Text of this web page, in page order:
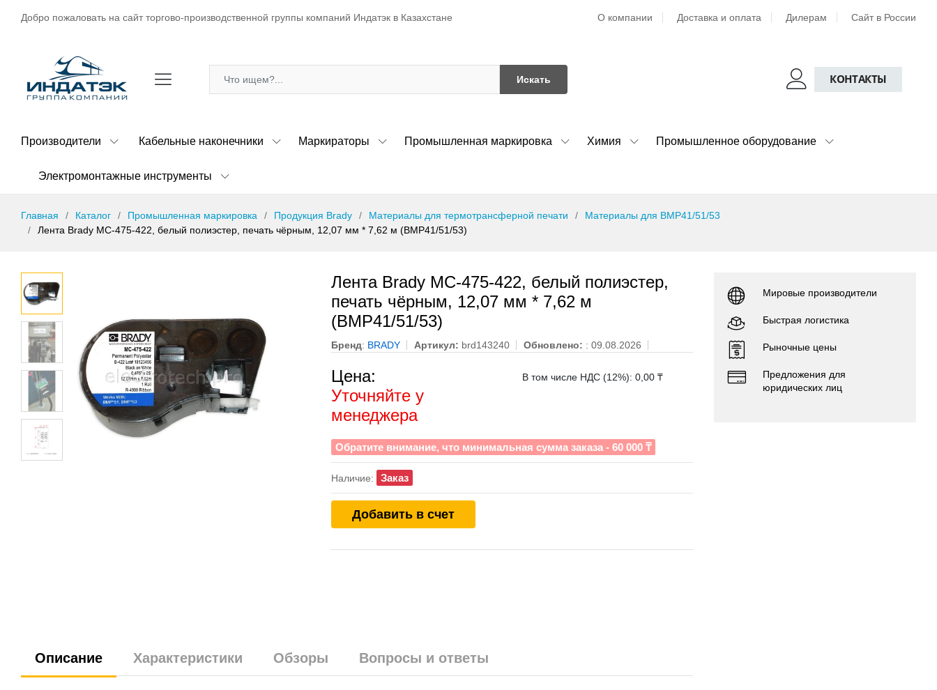
Добро пожаловать на сайт торгово-производственной группы компаний Индатэк в Казахстане О компании Доставка и оплата Дилерам Сайт в России
Искать КОНТАКТЫ
Производители Кабельные наконечники Маркираторы Промышленная маркировка Химия Промышленное оборудование
Электромонтажные инструменты
Главная Каталог Промышленная маркировка Продукция Brady Материалы для термотрансферной печати
Материалы для BMP41/51/53
Лента Brady MC-475-422, белый полиэстер, печать чёрным, 12,07 мм * 7,62 м (BMP41/51/53)
Лента Brady MC-475-422, белый полиэстер,
печать чёрным, 12,07 мм * 7,62 м
(BMP41/51/53)
Бренд: BRADY Артикул: brd143240 Обновлено: : 09.08.2026
Цена:
Уточняйте у
менеджера
В том числе НДС (12%): 0,00 ₸
Обратите внимание, что минимальная сумма заказа - 60 000 ₸
Наличие: Заказ
Добавить в счет
Описание Характеристики Обзоры Вопросы и ответы
Мировые производители
Быстрая логистика
Рыночные цены
Предложения для
юридических лиц